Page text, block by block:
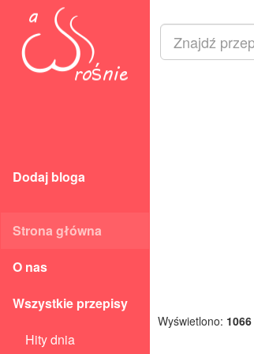
Dodaj bloga
Strona główna
O nas
Wszystkie przepisy
Hity dnia
Wyświetlono: 1066